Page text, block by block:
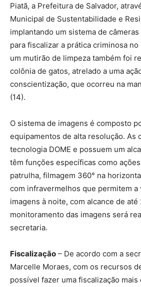
Piatã, a Prefeitura de Salvador,
Municipal de Sustentabilidade e
implantando um sistema de
para fiscalizar a prática criminosa
um mutirão de limpeza também foi
colônia de gatos, atrelado a uma
conscientização, que ocorreu na
(14).
O sistema de imagens é composto
equipamentos de alta resolução. As
tecnologia DOME e possuem um
têm funções específicas como
patrulha, filmagem 360° na
com infravermelhos que permitem a
imagens à noite, com alcance de até
monitoramento das imagens será
secretaria.
Fiscalização – De acordo com a
Marcelle Moraes, com os recursos
possível fazer uma fiscalização mais